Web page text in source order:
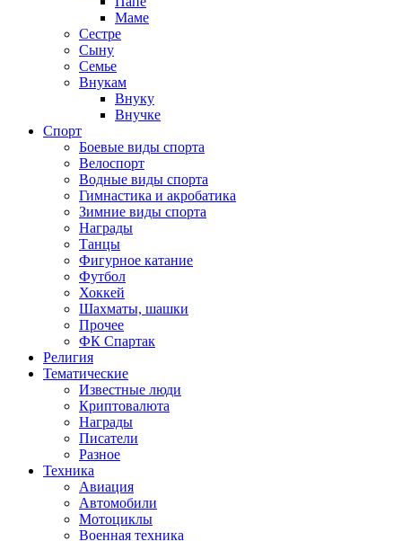
Маме
Сестре
Сыну
Семье
Внукам
Внуку
Внучке
Спорт
Боевые виды спорта
Велоспорт
Водные виды спорта
Гимнастика и акробатика
Зимние виды спорта
Награды
Танцы
Фигурное катание
Футбол
Хоккей
Шахматы, шашки
Прочее
ФК Спартак
Религия
Тематические
Известные люди
Криптовалюта
Награды
Писатели
Разное
Техника
Авиация
Автомобили
Мотоциклы
Военная техника